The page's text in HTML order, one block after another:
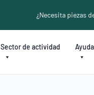
¿Necesita piezas
Sector de actividad